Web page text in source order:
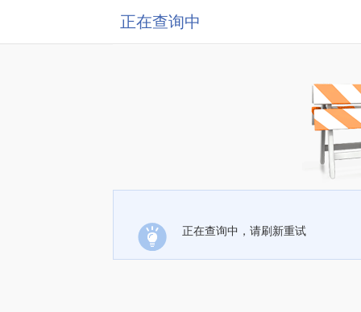
正在查询中
正在查询中，请刷新重试